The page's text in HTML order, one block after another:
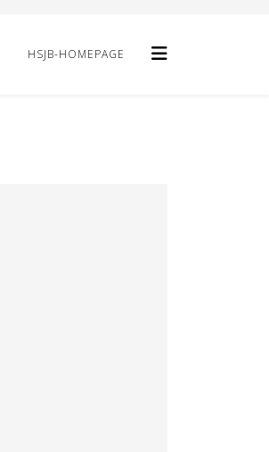
HSJB-HOMEPAGE